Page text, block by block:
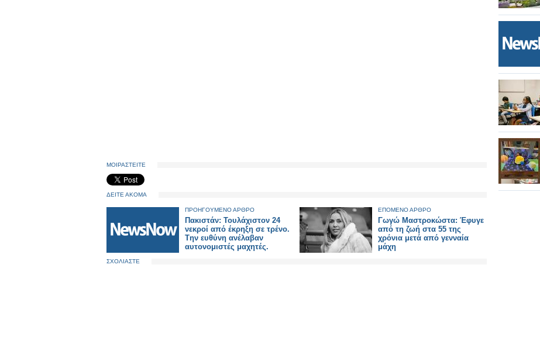
ΜΟΙΡΑΣΤΕΙΤΕ
ΔΕΙΤΕ ΑΚΟΜΑ
ΠΡΟΗΓΟΥΜΕΝΟ ΑΡΘΡΟ
Πακιστάν: Τουλάχιστον 24
νεκροί από έκρηξη σε τρένο.
Tην ευθύνη ανέλαβαν
αυτονομιστές μαχητές.
ΕΠΟΜΕΝΟ ΑΡΘΡΟ
Γωγώ Μαστροκώστα: Έφυγε
από τη ζωή στα 55 της
χρόνια μετά από γενναία
μάχη
ΣΧΟΛΙΑΣΤΕ